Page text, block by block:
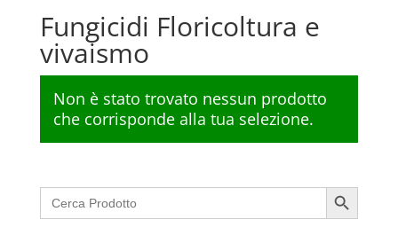
Fungicidi Floricoltura e
vivaismo
Non è stato trovato nessun prodotto
che corrisponde alla tua selezione.
Search
for:
Search Button